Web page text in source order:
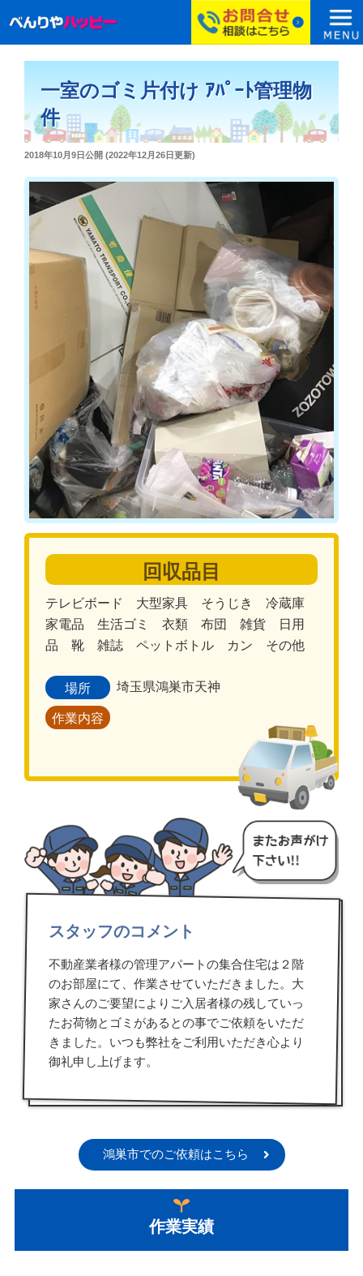
一室のゴミ片付け ｱﾊﾟｰﾄ管理物
件
投
日:
2018年10月9日公開 (2022年12月26日更新)
回収品目
テレビボード 大型家具 そうじき 冷蔵庫
家電品 生活ゴミ 衣類 布団 雑貨 日用
品 靴 雑誌 ペットボトル カン その他
場所 埼玉県鴻巣市天神
作業内容
スタッフのコメント
不動産業者様の管理アパートの集合住宅は２階
のお部屋にて、作業させていただきました。大
家さんのご要望によりご入居者様の残していっ
たお荷物とゴミがあるとの事でご依頼をいただ
きました。いつも弊社をご利用いただき心より
御礼申し上げます。
鴻巣市でのご依頼はこちら
作業実績